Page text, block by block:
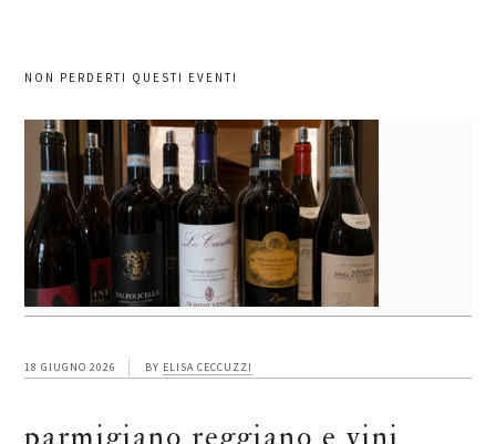
NON PERDERTI QUESTI EVENTI
18 GIUGNO 2026 BY ELISA CECCUZZI